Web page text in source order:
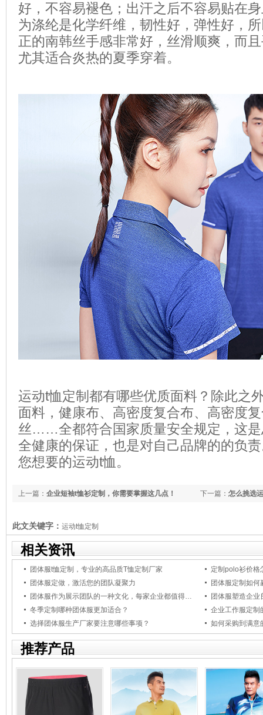
好，不容易褪色；出汗之后不容易贴在
为涤纶是化学纤维，韧性好，弹性好，
正的南韩丝手感非常好，丝滑顺爽，而
尤其适合炎热的夏季穿着。
运动t恤定制都有哪些优质面料？除此之
面料，健康布、高密度复合布、高密度
丝……全都符合国家质量安全规定，这是
全健康的保证，也是对自己品牌的的负
您想要的运动t恤。
下一篇： 怎么挑选
上一篇： 企业短袖t恤衫定制，你需要掌握这几点！
此文关键字： 运动t恤定制
相关资讯
团体服t恤定制，专业的高品质T恤定制厂家
定制polo衫价格
团体服定做，激活您的团队凝聚力
团体服定制如何
团体服作为展示团队的一种文化，每家企业都值得拥有！
团体服塑造企
冬季定制哪种团体服更加适合？
企业工作服定制
选择团体服生产厂家要注意哪些事项？
如何采购到满意
推荐产品